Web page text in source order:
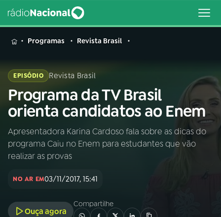
MENU
Buscar
na
Rádio
Nacional
Buscar
AO VIVO
01INÍCIO
02A RÁDIO
Programas Revista Brasil
EPISÓDIO Revista Brasil
Programa da TV Brasil
orienta candidatos ao Enem
Apresentadora Karina Cardoso fala sobre as dicas do
programa Caiu no Enem para estudantes que vão
realizar as provas
NO AR EM03/11/2017, 15:41
Ouça agora
Compartilhe